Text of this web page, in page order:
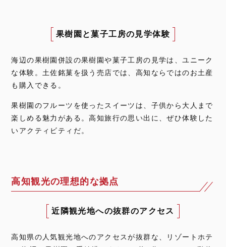
果樹園と菓子工房の見学体験
海辺の果樹園併設の果樹園や菓子工房の見学は、ユニーク
な体験。土佐銘菓を扱う売店では、高知ならではのお土産
も購入できる。
果樹園のフルーツを使ったスイーツは、子供から大人まで
楽しめる魅力がある。高知旅行の思い出に、ぜひ体験した
いアクティビティだ。
高知観光の理想的な拠点
近隣観光地への抜群のアクセス
高知県の人気観光地へのアクセスが抜群な、リゾートホテ